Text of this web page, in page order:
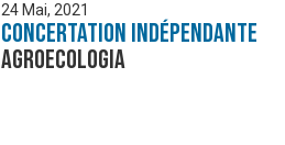
24 Mai, 2021
Concertation Indépendante
Agroecologia